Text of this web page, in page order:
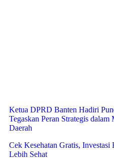
Ketua DPRD Banten Hadiri
Tegaskan Peran Strategis
Daerah
Cek Kesehatan Gratis,
Lebih Sehat